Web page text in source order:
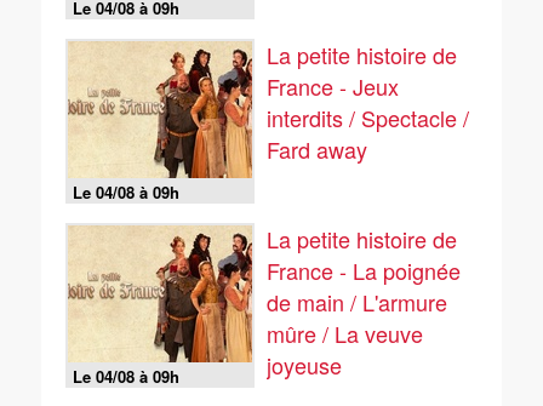
Le 04/08 à 09h
Le 04/08 à 09h
La petite histoire de
France - Jeux
interdits / Spectacle /
Fard away
Le 04/08 à 09h
La petite histoire de
France - La poignée
de main / L'armure
mûre / La veuve
joyeuse